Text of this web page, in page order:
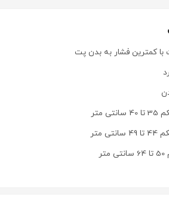
کمترین فشار به بدن پت
متر